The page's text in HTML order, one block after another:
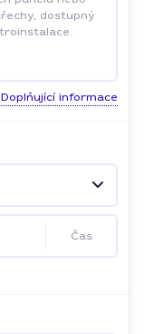
Doplňující informace
Čas